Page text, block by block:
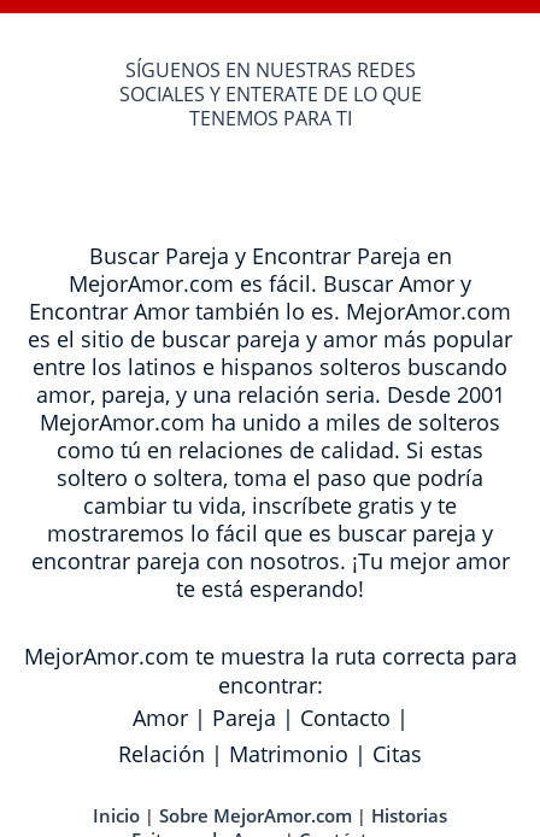
SÍGUENOS EN NUESTRAS REDES
SOCIALES Y ENTERATE DE LO QUE
TENEMOS PARA TI
Buscar Pareja y Encontrar Pareja en
MejorAmor.com es fácil. Buscar Amor y
Encontrar Amor también lo es. MejorAmor.com
es el sitio de buscar pareja y amor más popular
entre los latinos e hispanos solteros buscando
amor, pareja, y una relación seria. Desde 2001
MejorAmor.com ha unido a miles de solteros
como tú en relaciones de calidad. Si estas
soltero o soltera, toma el paso que podría
cambiar tu vida, inscríbete gratis y te
mostraremos lo fácil que es buscar pareja y
encontrar pareja con nosotros. ¡Tu mejor amor
te está esperando!
MejorAmor.com te muestra la ruta correcta para
encontrar:
Amor| Pareja | Contacto |
Relación | Matrimonio | Citas
Inicio | Sobre MejorAmor.com | Historias